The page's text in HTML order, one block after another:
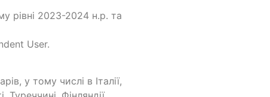
рівні 2023-2024 н.р. та
User.
у тому числі в Італії,